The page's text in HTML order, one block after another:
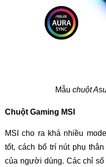
Mẫu chuột
Chuột Gaming MSI
MSI cho ra khá nhiều
tốt, cách bố trí nút phụ
của người dùng. Các chỉ